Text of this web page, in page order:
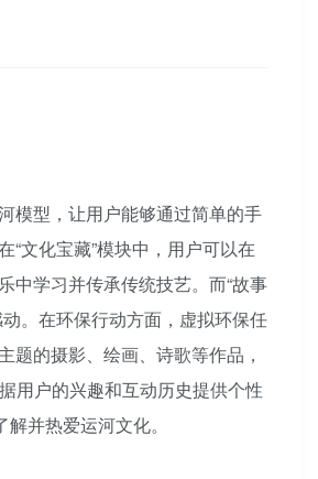
模型，让用户能够通过简单的手
文化宝藏”模块中，用户可以在
中学习并传承传统技艺。而“故事
。在环保行动方面，虚拟环保任
的摄影、绘画、诗歌等作品，
用户的兴趣和互动历史提供个性
并热爱运河文化。